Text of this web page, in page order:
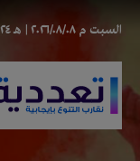
السبت م ٢٠٢٦/٠٨/٠٨ | هـ ١٤٤٨/٠٢/٢٤